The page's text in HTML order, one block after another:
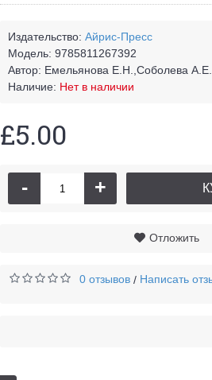
Издательство: Айрис-Пресс
Модель: 9785811267392
Автор: Емельянова Е.Н.,Соболева А.Е.
Наличие: Нет в наличии
£5.00
- +
Отложить
0 отзывов / Написать